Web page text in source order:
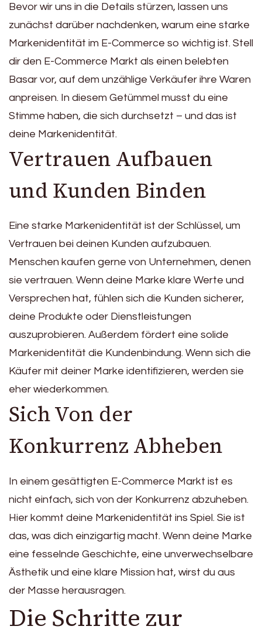
Bevor wir uns in die Details stürzen, lassen uns
zunächst darüber nachdenken, warum eine starke
Markenidentität im E-Commerce so wichtig ist. Stell
dir den E-Commerce Markt als einen belebten
Basar vor, auf dem unzählige Verkäufer ihre Waren
anpreisen. In diesem Getümmel musst du eine
Stimme haben, die sich durchsetzt – und das ist
deine Markenidentität.
Vertrauen Aufbauen
und Kunden Binden
Eine starke Markenidentität ist der Schlüssel, um
Vertrauen bei deinen Kunden aufzubauen.
Menschen kaufen gerne von Unternehmen, denen
sie vertrauen. Wenn deine Marke klare Werte und
Versprechen hat, fühlen sich die Kunden sicherer,
deine Produkte oder Dienstleistungen
auszuprobieren. Außerdem fördert eine solide
Markenidentität die Kundenbindung. Wenn sich die
Käufer mit deiner Marke identifizieren, werden sie
eher wiederkommen.
Sich Von der
Konkurrenz Abheben
In einem gesättigten E-Commerce Markt ist es
nicht einfach, sich von der Konkurrenz abzuheben.
Hier kommt deine Markenidentität ins Spiel. Sie ist
das, was dich einzigartig macht. Wenn deine Marke
eine fesselnde Geschichte, eine unverwechselbare
Ästhetik und eine klare Mission hat, wirst du aus
der Masse herausragen.
Die Schritte zur